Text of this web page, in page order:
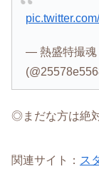
— 熱盛特撮魂
◎まだな方は絶
関連サイト： ス